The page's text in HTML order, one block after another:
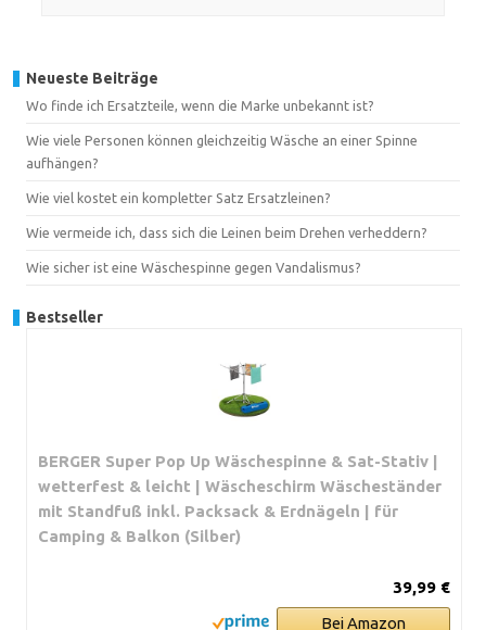
Neueste Beiträge
Wo finde ich Ersatzteile, wenn die Marke unbekannt ist?
Wie viele Personen können gleichzeitig Wäsche an einer Spinne
aufhängen?
Wie viel kostet ein kompletter Satz Ersatzleinen?
Wie vermeide ich, dass sich die Leinen beim Drehen verheddern?
Wie sicher ist eine Wäschespinne gegen Vandalismus?
Bestseller
BERGER Super Pop Up Wäschespinne & Sat-Stativ |
wetterfest & leicht | Wäscheschirm Wäscheständer
mit Standfuß inkl. Packsack & Erdnägeln | für
Camping & Balkon (Silber)
39,99 €
Bei Amazon